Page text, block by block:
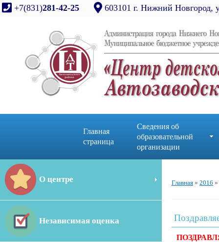
+7(831)281-42-25 603101 г. Нижний Новгород,
Главная
страница
Сведения об
образовательной
организации
О центре
Независимая оценка
Главная » 2016 »